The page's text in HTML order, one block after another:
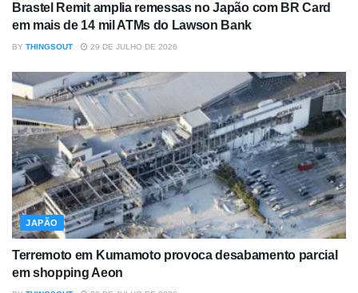
Brastel Remit amplia remessas no Japão com BR Card
em mais de 14 mil ATMs do Lawson Bank
BY THINGSOUT 29 DE JULHO DE 2026
JAPÃO
Terremoto em Kumamoto provoca desabamento parcial
em shopping Aeon